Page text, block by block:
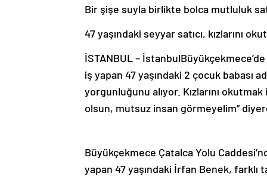
Bir şişe suyla birlikte bolca mutluluk
47 yaşındaki seyyar satıcı, kızlarını
İSTANBUL –
iş yapan 47 yaşındaki 2 çocuk babası
yorgunluğunu alıyor. Kızlarını
olsun, mutsuz insan görmeyelim”
Büyükçekmece Çatalca Yolu
yapan 47 yaşındaki İrfan Benek,